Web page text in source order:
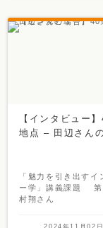
【インタビュー
地点 – 田辺さん
「魅力を引き出すイ
ー学」講義課題 第
村翔さん